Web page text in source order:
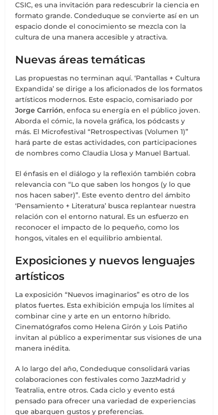
CSIC, es una invitación para redescubrir la ciencia en
formato grande. Condeduque se convierte así en un
espacio donde el conocimiento se mezcla con la
cultura de una manera accesible y atractiva.
Nuevas áreas temáticas
Las propuestas no terminan aquí. ‘Pantallas + Cultura
Expandida’ se dirige a los aficionados de los formatos
artísticos modernos. Este espacio, comisariado por
Jorge Carrión, enfoca su energía en el público joven.
Aborda el cómic, la novela gráfica, los pódcasts y
más. El Microfestival “Retrospectivas (Volumen 1)”
hará parte de estas actividades, con participaciones
de nombres como Claudia Llosa y Manuel Bartual.
El énfasis en el diálogo y la reflexión también cobra
relevancia con “Lo que saben los hongos (y lo que
nos hacen saber)”. Este evento dentro del ámbito
‘Pensamiento + Literatura’ busca replantear nuestra
relación con el entorno natural. Es un esfuerzo en
reconocer el impacto de lo pequeño, como los
hongos, vitales en el equilibrio ambiental.
Exposiciones y nuevos lenguajes
artísticos
La exposición “Nuevos imaginarios” es otro de los
platos fuertes. Esta exhibición empuja los límites al
combinar cine y arte en un entorno híbrido.
Cinematógrafos como Helena Girón y Lois Patiño
invitan al público a experimentar sus visiones de una
manera inédita.
A lo largo del año, Condeduque consolidará varias
colaboraciones con festivales como JazzMadrid y
Teatralia, entre otros. Cada ciclo y evento está
pensado para ofrecer una variedad de experiencias
que abarquen gustos y preferencias.